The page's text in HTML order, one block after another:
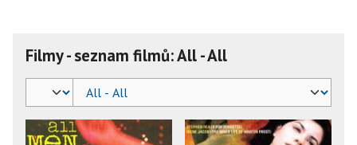
Filmy - seznam filmů: All - All